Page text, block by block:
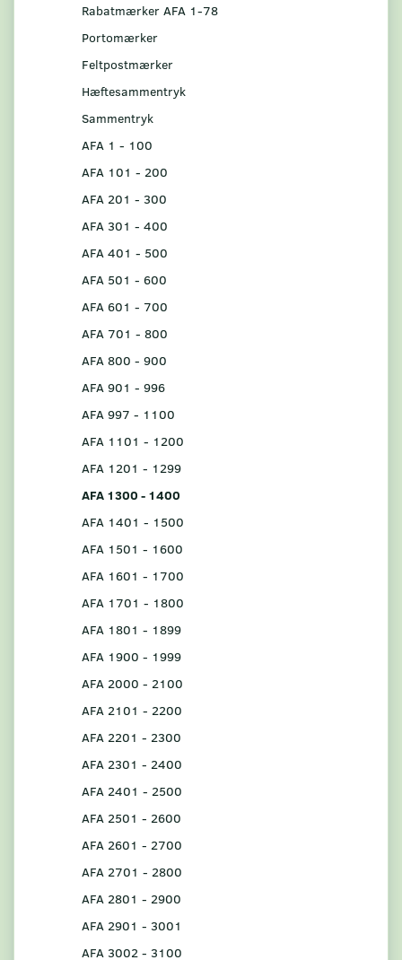
Rabatmærker AFA 1-78
Portomærker
Feltpostmærker
Hæftesammentryk
Sammentryk
AFA 1 - 100
AFA 101 - 200
AFA 201 - 300
AFA 301 - 400
AFA 401 - 500
AFA 501 - 600
AFA 601 - 700
AFA 701 - 800
AFA 800 - 900
AFA 901 - 996
AFA 997 - 1100
AFA 1101 - 1200
AFA 1201 - 1299
AFA 1300 - 1400
AFA 1401 - 1500
AFA 1501 - 1600
AFA 1601 - 1700
AFA 1701 - 1800
AFA 1801 - 1899
AFA 1900 - 1999
AFA 2000 - 2100
AFA 2101 - 2200
AFA 2201 - 2300
AFA 2301 - 2400
AFA 2401 - 2500
AFA 2501 - 2600
AFA 2601 - 2700
AFA 2701 - 2800
AFA 2801 - 2900
AFA 2901 - 3001
AFA 3002 - 3100